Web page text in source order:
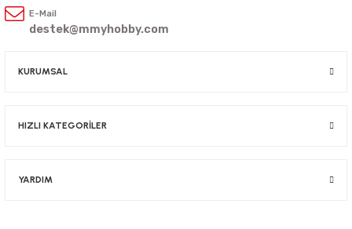
E-Mail
destek@mmyhobby.com
KURUMSAL
HIZLI KATEGORİLER
YARDIM